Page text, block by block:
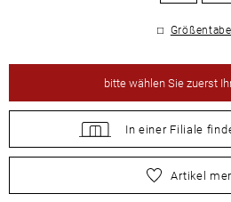
bittewählen Sie zuerst
In einer Filiale
wählen Sie zuerst
Artikel